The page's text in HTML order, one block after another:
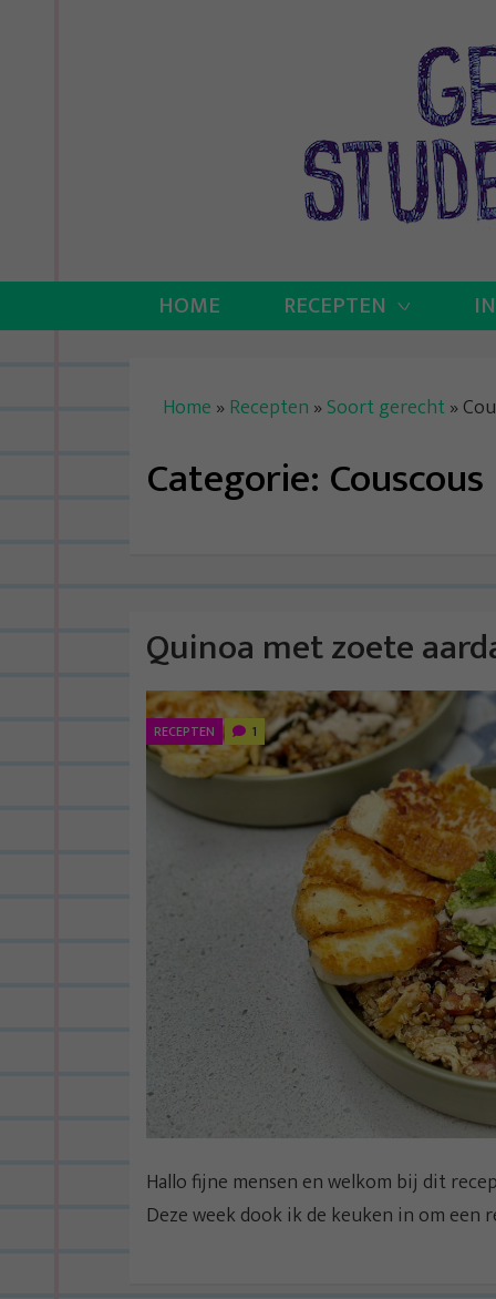
HOME RECEPTEN
Home » Recepten » Soort gerecht»
Categorie: Couscous
Quinoa met zoete
RECEPTEN 1
Hallo fijne mensen en welkom bij dit
Deze week dook ik de keuken in om een